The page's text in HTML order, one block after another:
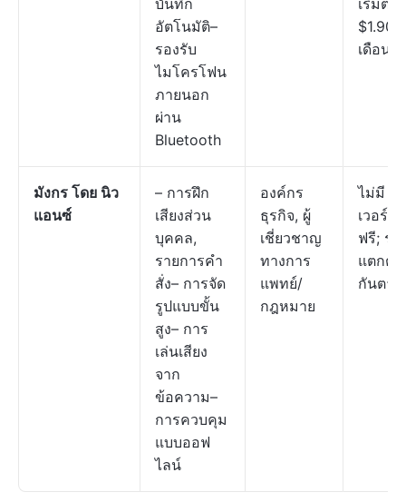
บันทึก
อัตโนมัติ–
รองรับ
ไมโครโฟน
ภายนอก
ผ่าน
Bluetooth
เริ่มต้น
$1.90
เดือน
มังกร โดย นิว
แอนซ์
– การฝึก
เสียงส่วน
บุคคล,
รายการคำ
สั่ง– การจัด
รูปแบบขั้น
สูง– การ
เล่นเสียง
จาก
ข้อความ–
การควบคุม
แบบออฟ
ไลน์
องค์กร
ธุรกิจ, ผู้
เชี่ยวชาญ
ทางการ
แพทย์/
กฎหมาย
ไม่มี
เวอร์ชั
ฟรี; รา
แตกต่า
กันตา